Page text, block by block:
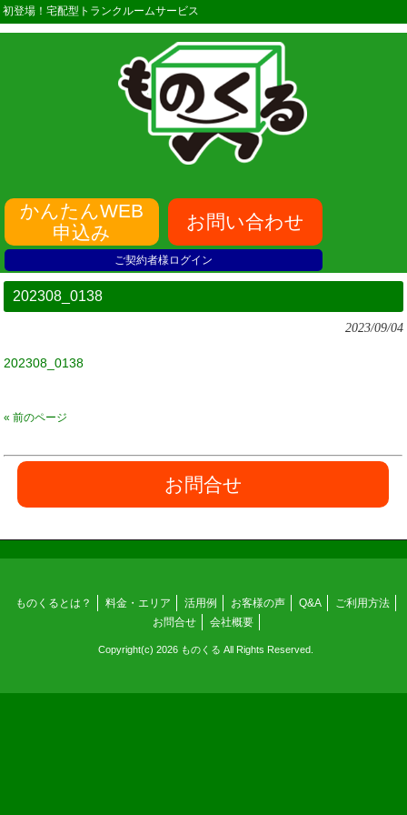
初登場！宅配型トランクルームサービス
かんたんWEB
申込み
お問い合わせ
ご契約者様ログイン
202308_0138
2023/09/04
202308_0138
« 前のページ
お問合せ
ものくるとは？ 料金・エリア 活用例 お客様の声 Q&A
ご利用方法
お問合せ
会社概要
Copyright(c) 2026 ものくる All Rights Reserved.